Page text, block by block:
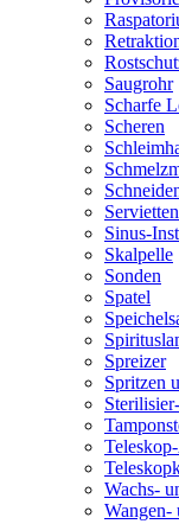
Saugrohr
Scharfe
Scheren
Sinus-
Skalpelle
Sonden
Spatel
Spreizer
Spritzen
Wachs-
Wangen-